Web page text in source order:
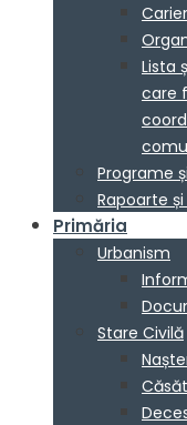
Lista
care
Programe
Rapoarte
Primăria
Urbanism
Stare Civilă